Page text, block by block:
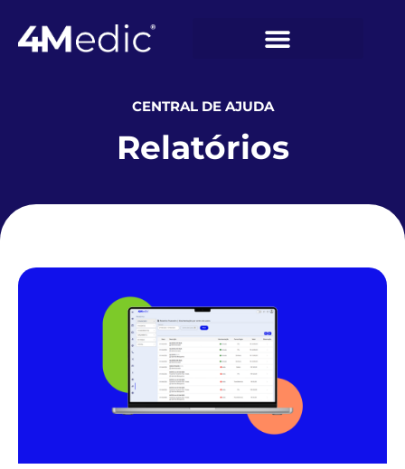
CENTRAL DE AJUDA
Relatórios